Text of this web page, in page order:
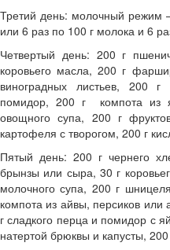
Третий день: молочный режим
или 6 раз по 100 г молока и 6
Четвертый день: 200 г
коровьего масла, 200 г
виноградных листьев, 200
помидор, 200 г компота из
овощного супа, 200 г
картофеля с творогом, 200 г
Пятый день: 200 г чернего
брынзы или сыра, 30 г
молочного супа, 200 г
компота из айвы, персиков
г сладкого перца и помидор
натертой брюквы и капусты,